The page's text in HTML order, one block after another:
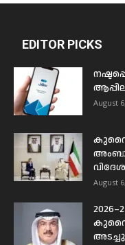
EDITOR PICKS
August
August